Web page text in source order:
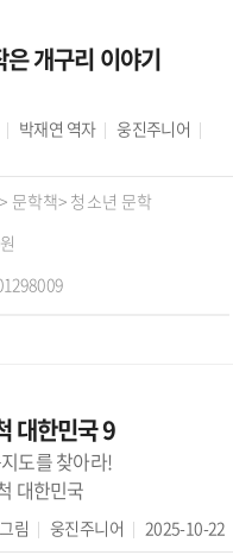
개구리 이야기
박재연 역자
웅진주니어
> 문학책> 청소년 문학
대한민국 9
도를 찾아라!
대한민국
그림 웅진주니어 2025-10-22